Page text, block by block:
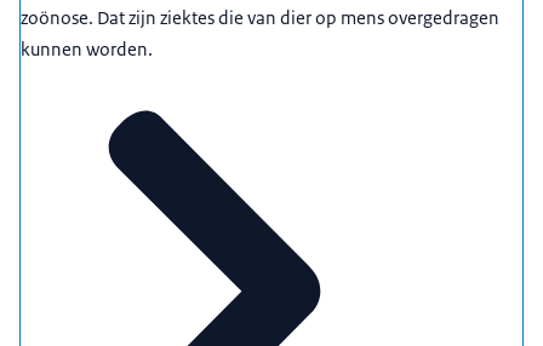
zoönose. Dat zijn ziektes die van dier op mens overgedragen
kunnen worden.